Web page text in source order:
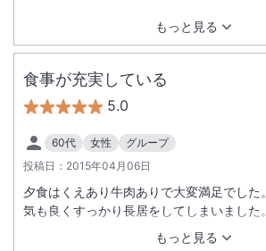
もっと見る
食事が充実している
5.0
60代 女性
グループ
投稿日： 2015年04月06日
もっと見る
夕食はくえあり牛肉ありで大変満足でした
気も良くすっかり長居をしてしまいました。